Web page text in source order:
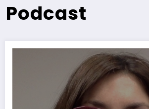
Podcast